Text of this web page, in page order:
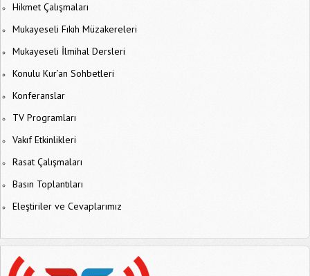
Hikmet Çalışmaları
Mukayeseli Fıkıh Müzakereleri
Mukayeseli İlmihal Dersleri
Konulu Kur’an Sohbetleri
Konferanslar
TV Programları
Vakıf Etkinlikleri
Rasat Çalışmaları
Basın Toplantıları
Eleştiriler ve Cevaplarımız